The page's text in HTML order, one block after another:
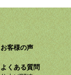
お客様の声
よくある質問